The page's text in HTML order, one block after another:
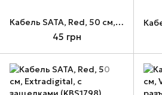
Кабель SATA, Red, 50 см, Cablexpert, угловой разъем, с защелками (CC-SATAM-DATA90)
45 грн